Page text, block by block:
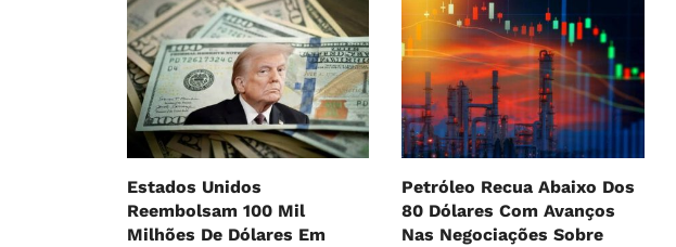
Estados Unidos
Reembolsam 100 Mil
Milhões De Dólares Em
Petróleo Recua Abaixo Dos
80 Dólares Com Avanços
Nas Negociações Sobre